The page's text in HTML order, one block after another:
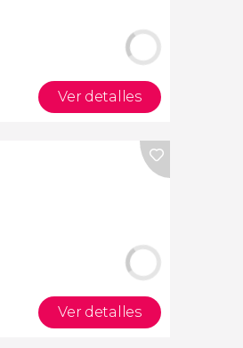
Ver detalles
Ver detalles